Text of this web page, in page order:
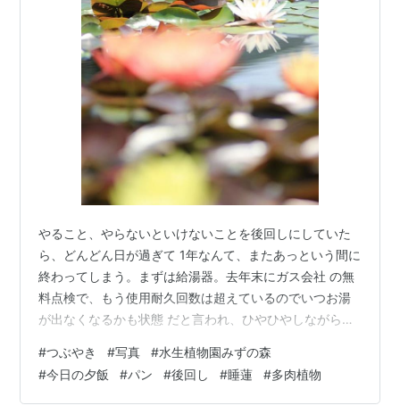
やること、やらないといけないことを後回しにしていた
ら、どんどん日が過ぎて 1年なんて、またあっという間に
終わってしまう。まずは給湯器。去年末にガス会社 の無
料点検で、もう使用耐久回数は超えているのでいつお湯
が出なくなるかも状態 だと言われ、ひやひやしながら使
替えなければ。なので今週末ガス会社の夏相談会とやら
のイベントがあるの で行ってみることに。 今年の健康診
断、予約をつい先延ばししていたら結局来年早々の枠し
#つぶやき #写真 #水生植物園みずの森
#今日の夕飯 #パン #後回し #睡蓮 #多肉植物